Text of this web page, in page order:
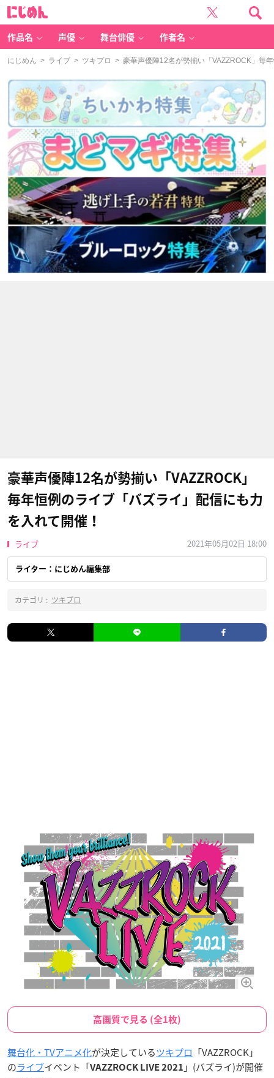
作品名 声優 舞台俳優 作者名
にじめん > ライブ > ツキプロ > 豪華声優陣12名が勢揃い「VAZZROCK」毎
豪華声優陣12名が勢揃い「VAZZROCK」
毎年恒例のライブ「バズライ」配信にも力
を入れて開催！
ライブ 2021年05月02日 18:00
ライター：にじめん編集部
カテゴリ : ツキプロ
高画質で見る (全1枚)
舞台化・TVアニメ化が決定しているツキプロ 「VAZZROCK」
のライブイベント「VAZZROCK LIVE 2021 」(バズライ)が開催